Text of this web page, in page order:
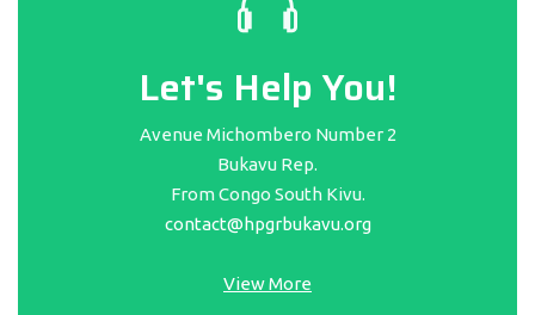
Let's Help You!
Avenue Michombero Number 2
Bukavu Rep.
From Congo South Kivu.
contact@hpgrbukavu.org
View More